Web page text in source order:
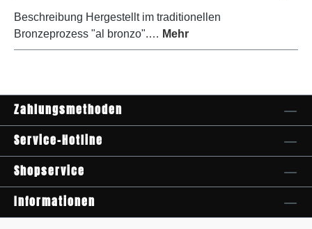
Beschreibung Hergestellt im traditionellen
Bronzeprozess "al bronzo".… Mehr
Zahlungsmethoden
Service-Hotline
Shopservice
Informationen